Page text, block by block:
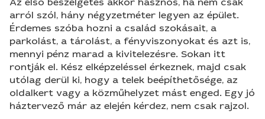
arról szól, hány négyzetméter legyen az épület.
Érdemes szóba hozni a család szokásait, a
parkolást, a tárolást, a fényviszonyokat és azt is,
mennyi pénz marad a kivitelezésre. Sokan itt
rontják el. Kész elképzeléssel érkeznek, majd csak
utólag derül ki, hogy a telek beépíthetősége, az
oldalkert vagy a közműhelyzet mást enged. Egy jó
háztervező már az elején kérdez, nem csak rajzol.